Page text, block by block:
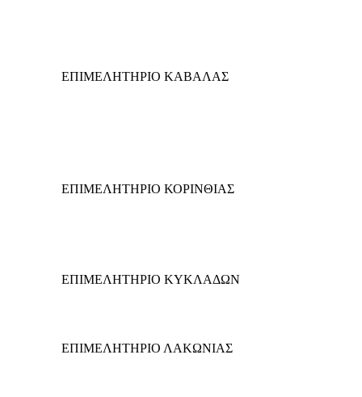
ΕΠΙΜΕΛΗΤΗΡΙΟ ΚΑΒΑΛΑΣ
ΕΠΙΜΕΛΗΤΗΡΙΟ ΚΟΡΙΝΘΙΑΣ
ΕΠΙΜΕΛΗΤΗΡΙΟ ΚΥΚΛΑΔΩΝ
ΕΠΙΜΕΛΗΤΗΡΙΟ ΛΑΚΩΝΙΑΣ